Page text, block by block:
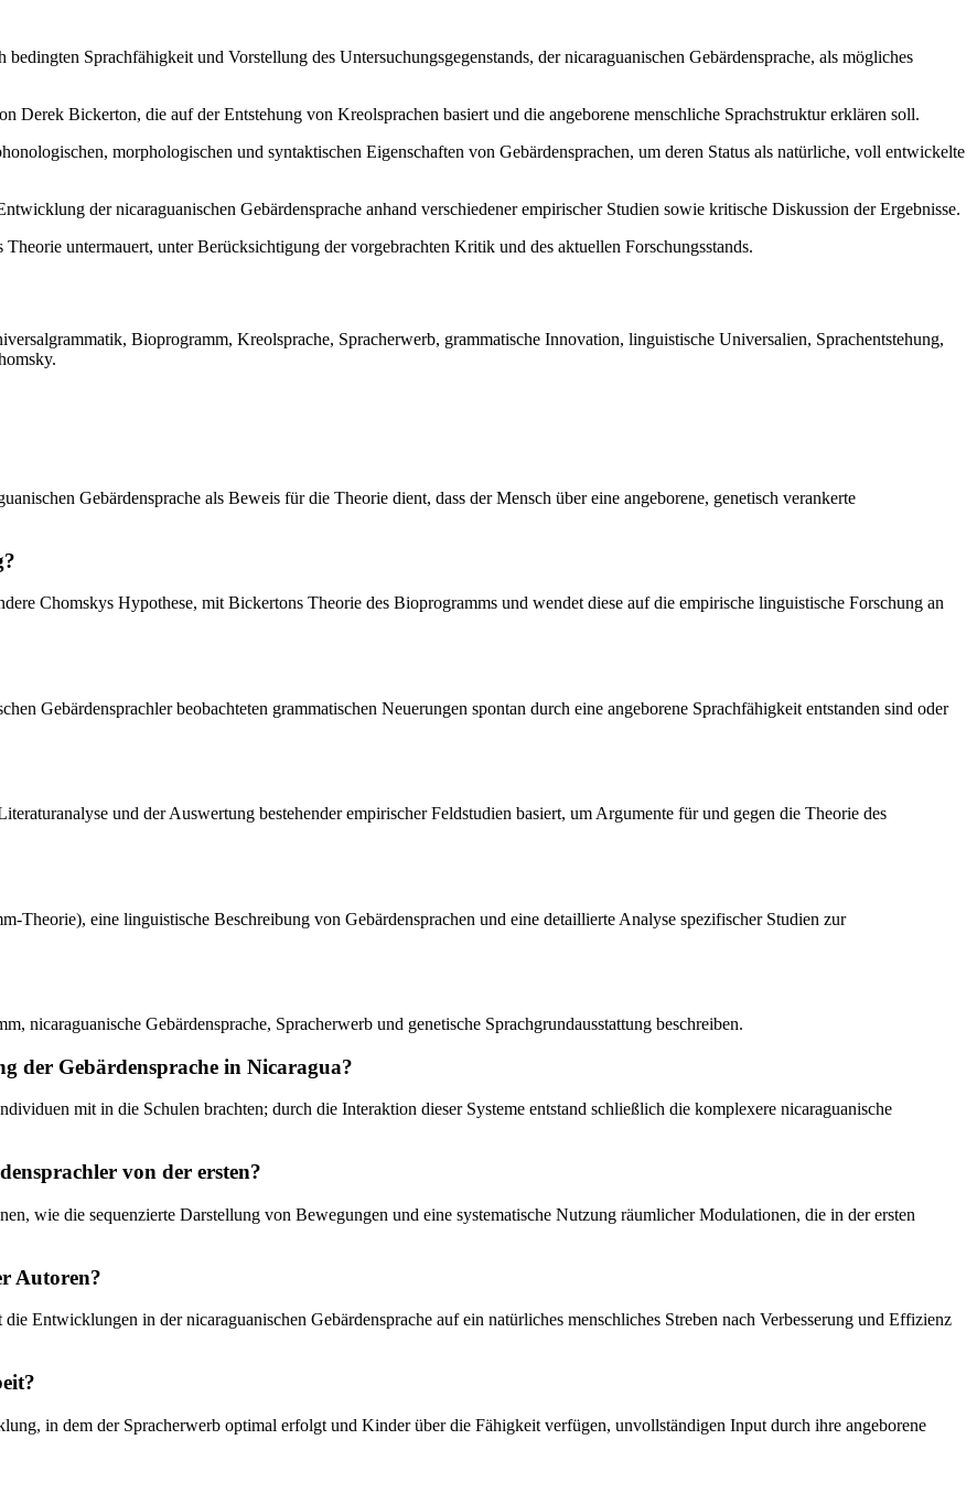
Sprachfähigkeit und Vorstellung des Untersuchungsgegenstands, der nicaraguanischen Gebärdensprache, als mögliches
Derek Bickerton, die auf der Entstehung von Kreolsprachen basiert und die angeborene menschliche Sprachstruktur erklären soll.
morphologischen und syntaktischen Eigenschaften von Gebärdensprachen, um deren Status als natürliche, voll entwickelte
der nicaraguanischen Gebärdensprache anhand verschiedener empirischer Studien sowie kritische Diskussion der Ergebnisse.
untermauert, unter Berücksichtigung der vorgebrachten Kritik und des aktuellen Forschungsstands.
Bioprogramm, Kreolsprache, Spracherwerb, grammatische Innovation, linguistische Universalien, Sprachentstehung,
Gebärdensprache als Beweis für die Theorie dient, dass der Mensch über eine angeborene, genetisch verankerte
Chomskys Hypothese, mit Bickertons Theorie des Bioprogramms und wendet diese auf die empirische linguistische Forschung an
Gebärdensprachler beobachteten grammatischen Neuerungen spontan durch eine angeborene Sprachfähigkeit entstanden sind oder
und der Auswertung bestehender empirischer Feldstudien basiert, um Argumente für und gegen die Theorie des
Theorie), eine linguistische Beschreibung von Gebärdensprachen und eine detaillierte Analyse spezifischer Studien zur
nicaraguanische Gebärdensprache, Spracherwerb und genetische Sprachgrundausstattung beschreiben.
der Gebärdensprache in Nicaragua?
mit in die Schulen brachten; durch die Interaktion dieser Systeme entstand schließlich die komplexere nicaraguanische
von der ersten?
wie die sequenzierte Darstellung von Bewegungen und eine systematische Nutzung räumlicher Modulationen, die in der ersten
Autoren?
Entwicklungen in der nicaraguanischen Gebärdensprache auf ein natürliches menschliches Streben nach Verbesserung und Effizienz
in dem der Spracherwerb optimal erfolgt und Kinder über die Fähigkeit verfügen, unvollständigen Input durch ihre angeborene